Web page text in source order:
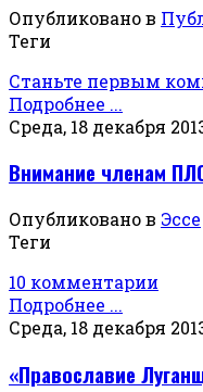
Опубликовано в
Теги
Станьте первым
Подробнее ...
Среда, 18 декабря
Внимание членам
Опубликовано в Эссе
Теги
10 комментарии
Подробнее ...
Среда, 18 декабря
«Православие